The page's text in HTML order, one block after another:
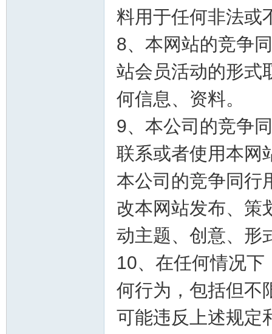
料用于任何非法或
8、本网站的竞争
站会员活动的形式
何信息、资料。
9、本公司的竞争
联系或者使用本网
本公司的竞争同行
改本网站发布、策
动主题、创意、形
10、在任何情况
何行为，包括但不
可能违反上述规定